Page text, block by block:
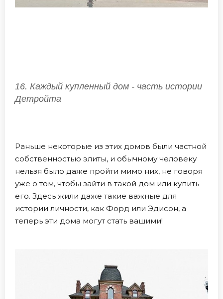
16. Каждый купленный дом - часть истории
Детройта
Раньше некоторые из этих домов были частной
собственностью элиты, и обычному человеку
нельзя было даже пройти мимо них, не говоря
уже о том, чтобы зайти в такой дом или купить
его. Здесь жили даже такие важные для
истории личности, как Форд или Эдисон, а
теперь эти дома могут стать вашими!